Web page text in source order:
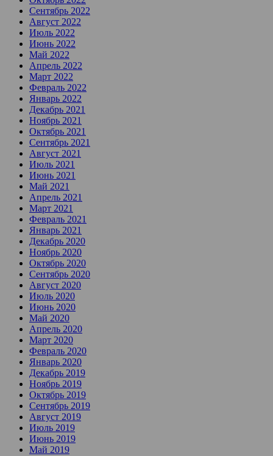
Сентябрь 2022
Август 2022
Июль 2022
Июнь 2022
Май 2022
Апрель 2022
Март 2022
Февраль 2022
Январь 2022
Декабрь 2021
Ноябрь 2021
Октябрь 2021
Сентябрь 2021
Август 2021
Июль 2021
Июнь 2021
Май 2021
Апрель 2021
Март 2021
Февраль 2021
Январь 2021
Декабрь 2020
Ноябрь 2020
Октябрь 2020
Сентябрь 2020
Август 2020
Июль 2020
Июнь 2020
Май 2020
Апрель 2020
Март 2020
Февраль 2020
Январь 2020
Декабрь 2019
Ноябрь 2019
Октябрь 2019
Сентябрь 2019
Август 2019
Июль 2019
Июнь 2019
Май 2019